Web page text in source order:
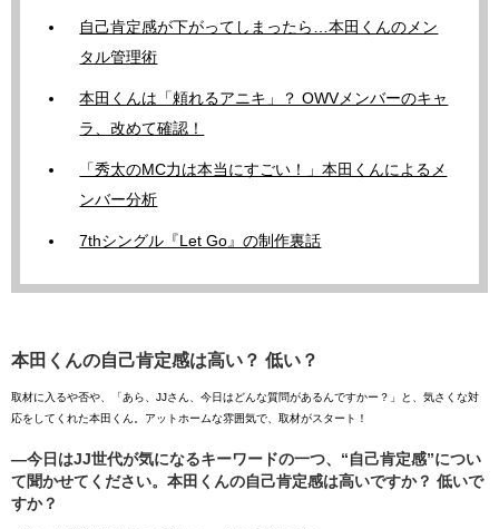
自己肯定感が下がってしまったら…本田くんのメン
タル管理術
本田くんは「頼れるアニキ」？ OWVメンバーのキャ
ラ、改めて確認！
「秀太のMC力は本当にすごい！」本田くんによるメ
ンバー分析
7thシングル『Let Go』の制作裏話
本田くんの自己肯定感は高い？ 低い？
取材に入るや否や、「あら、JJさん、今日はどんな質問があるんですかー？」と、気さくな対
応をしてくれた本田くん。アットホームな雰囲気で、取材がスタート！
―今日はJJ世代が気になるキーワードの一つ、“自己肯定感”につい
て聞かせてください。本田くんの自己肯定感は高いですか？ 低いで
すか？